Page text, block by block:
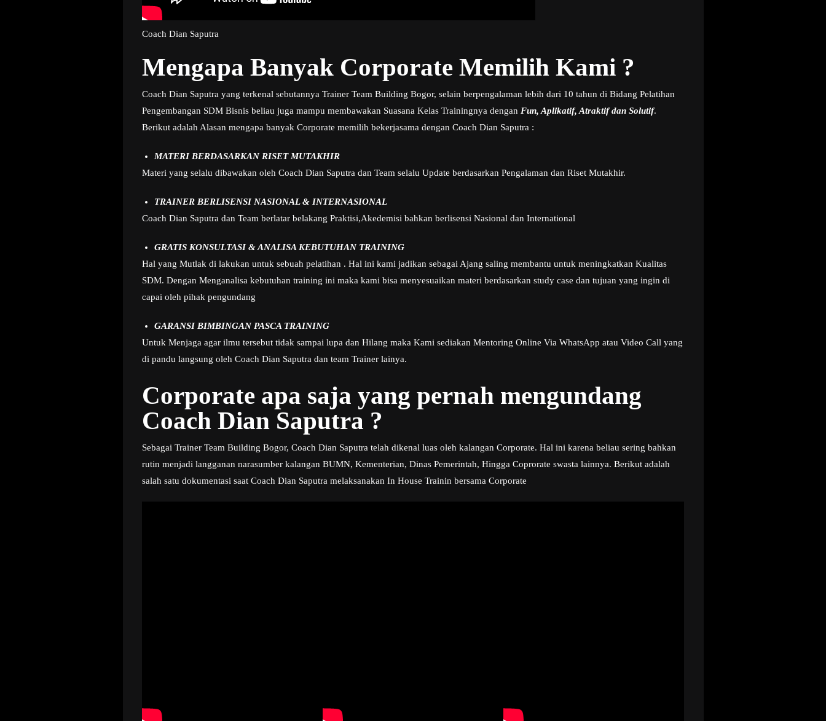
Coach Dian Saputra
Mengapa Banyak Corporate Memilih Kami ?
Coach Dian Saputra yang terkenal sebutannya Trainer Team Building Bogor, selain berpengalaman lebih dari 10 tahun di Bidang Pelatihan
Pengembangan SDM Bisnis beliau juga mampu membawakan Suasana Kelas Trainingnya dengan Fun, Aplikatif, Atraktif dan Solutif.
Berikut adalah Alasan mengapa banyak Corporate memilih bekerjasama dengan Coach Dian Saputra :
MATERI BERDASARKAN RISET MUTAKHIR
Materi yang selalu dibawakan oleh Coach Dian Saputra dan Team selalu Update berdasarkan Pengalaman dan Riset Mutakhir.
TRAINER BERLISENSI NASIONAL & INTERNASIONAL
Coach Dian Saputra dan Team berlatar belakang Praktisi,Akedemisi bahkan berlisensi Nasional dan International
GRATIS KONSULTASI & ANALISA KEBUTUHAN TRAINING
Hal yang Mutlak di lakukan untuk sebuah pelatihan . Hal ini kami jadikan sebagai Ajang saling membantu untuk meningkatkan Kualitas
SDM. Dengan Menganalisa kebutuhan training ini maka kami bisa menyesuaikan materi berdasarkan study case dan tujuan yang ingin di
capai oleh pihak pengundang
GARANSI BIMBINGAN PASCA TRAINING
Untuk Menjaga agar ilmu tersebut tidak sampai lupa dan Hilang maka Kami sediakan Mentoring Online Via WhatsApp atau Video Call yang
di pandu langsung oleh Coach Dian Saputra dan team Trainer lainya.
Corporate apa saja yang pernah mengundang
Coach Dian Saputra ?
Sebagai Trainer Team Building Bogor, Coach Dian Saputra telah dikenal luas oleh kalangan Corporate. Hal ini karena beliau sering bahkan
rutin menjadi langganan narasumber kalangan BUMN, Kementerian, Dinas Pemerintah, Hingga Coprorate swasta lainnya. Berikut adalah
salah satu dokumentasi saat Coach Dian Saputra melaksanakan In House Trainin bersama Corporate